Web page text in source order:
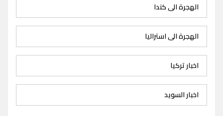
الهجرة الى كندا
الهجرة الى استراليا
اخبار تركيا
اخبار السويد